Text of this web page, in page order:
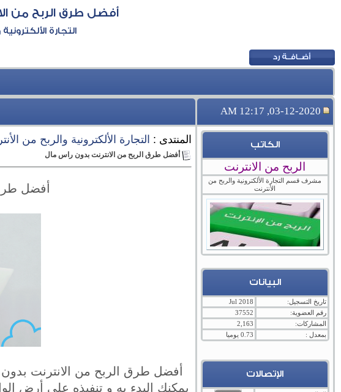
أفضل طرق الربح من
التجارة
03-12-2020, 12:17 AM
الكاتب
الربح من الانترنت
مشرف قسم التجارة الألكترونية والربح من
الأنترنت
البيانات
تاريخ التسجيل:
Jul 2018
رقم العضوية:
37552
المشاركات:
2,163
بمعدل :
0.73 يوميا
الإتصالات
المنتدى : التجارة الألكترونية والربح من
أفضل طرق الربح من الانترنت بدون راس مال
أفضل
أفضل طرق الربح من الانترنت
يمكنك البدء به و تنفيذه على أرض